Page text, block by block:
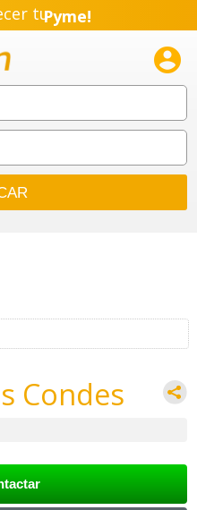
tuPyme!
Emprendimiento!

Condes